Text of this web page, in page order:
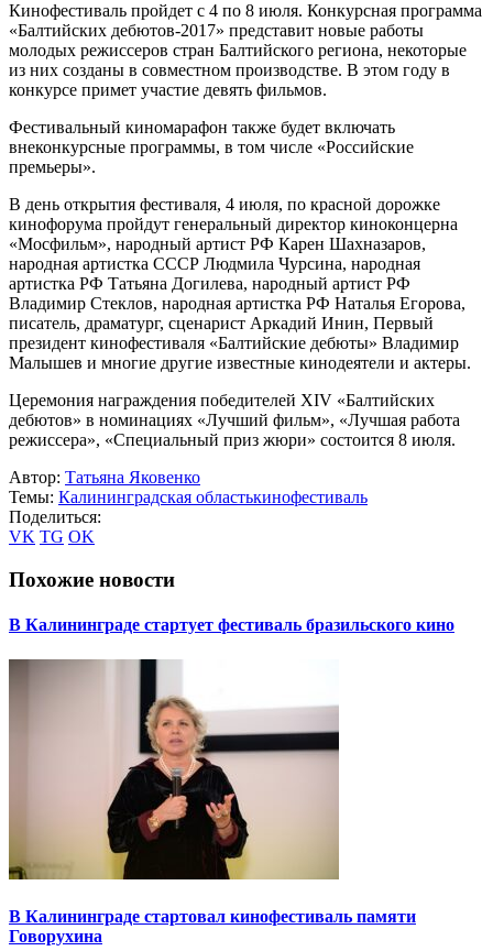
Кинофестиваль пройдет с 4 по 8 июля. Конкурсная программа
«Балтийских дебютов-2017» представит новые работы
молодых режиссеров стран Балтийского региона, некоторые
из них созданы в совместном производстве. В этом году в
конкурсе примет участие девять фильмов.
Фестивальный киномарафон также будет включать
внеконкурсные программы, в том числе «Российские
премьеры».
В день открытия фестиваля, 4 июля, по красной дорожке
кинофорума пройдут генеральный директор киноконцерна
«Мосфильм», народный артист РФ Карен Шахназаров,
народная артистка СССР Людмила Чурсина, народная
артистка РФ Татьяна Догилева, народный артист РФ
Владимир Стеклов, народная артистка РФ Наталья Егорова,
писатель, драматург, сценарист Аркадий Инин, Первый
президент кинофестиваля «Балтийские дебюты» Владимир
Малышев и многие другие известные кинодеятели и актеры.
Церемония награждения победителей XIV «Балтийских
дебютов» в номинациях «Лучший фильм», «Лучшая работа
режиссера», «Специальный приз жюри» состоится 8 июля.
Автор: Татьяна Яковенко
Темы: Калининградская областькинофестиваль
Поделиться:
VK TG OK
Похожие новости
В Калининграде стартует фестиваль бразильского кино
В Калининграде стартовал кинофестиваль памяти
Говорухина